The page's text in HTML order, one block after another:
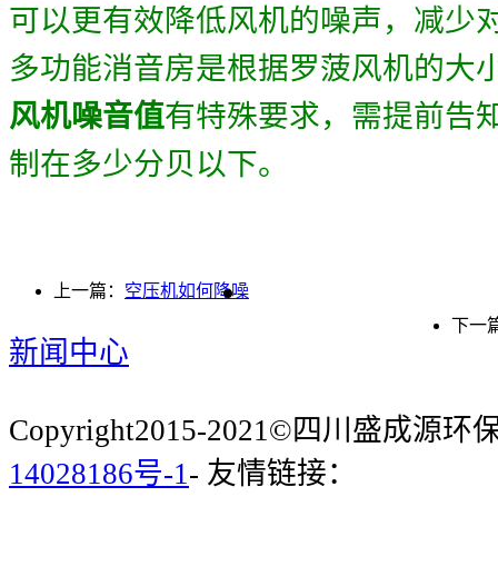
可以更有效降低风机的噪声，减少
多功能消音房是根据罗菠风机的大
风机噪音值有特殊要求，需提前告
制在多少分贝以下。
上一篇： 空压机如何降噪
下一
新闻中心
Copyright2015-2021©四川盛成源环
14028186号-1 - 友情链接：